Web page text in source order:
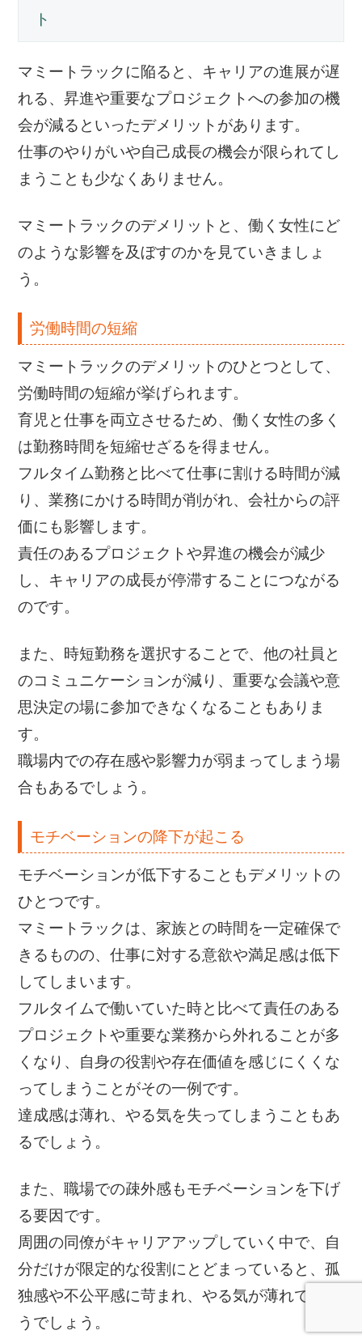
ト
マミートラックに陥ると、キャリアの進展が遅
れる、昇進や重要なプロジェクトへの参加の機
会が減るといったデメリットがあります。
仕事のやりがいや自己成長の機会が限られてし
まうことも少なくありません。
マミートラックのデメリットと、働く女性にど
のような影響を及ぼすのかを見ていきましょ
う。
労働時間の短縮
マミートラックのデメリットのひとつとして、
労働時間の短縮が挙げられます。
育児と仕事を両立させるため、働く女性の多く
は勤務時間を短縮せざるを得ません。
フルタイム勤務と比べて仕事に割ける時間が減
り、業務にかける時間が削がれ、会社からの評
価にも影響します。
責任のあるプロジェクトや昇進の機会が減少
し、キャリアの成長が停滞することにつながる
のです。
また、時短勤務を選択することで、他の社員と
のコミュニケーションが減り、重要な会議や意
思決定の場に参加できなくなることもありま
す。
職場内での存在感や影響力が弱まってしまう場
合もあるでしょう。
モチベーションの降下が起こる
モチベーションが低下することもデメリットの
ひとつです。
マミートラックは、家族との時間を一定確保で
きるものの、仕事に対する意欲や満足感は低下
してしまいます。
フルタイムで働いていた時と比べて責任のある
プロジェクトや重要な業務から外れることが多
くなり、自身の役割や存在価値を感じにくくな
ってしまうことがその一例です。
達成感は薄れ、やる気を失ってしまうこともあ
るでしょう。
また、職場での疎外感もモチベーションを下げ
る要因です。
周囲の同僚がキャリアアップしていく中で、自
分だけが限定的な役割にとどまっていると、孤
独感や不公平感に苛まれ、やる気が薄れてしま
うでしょう。